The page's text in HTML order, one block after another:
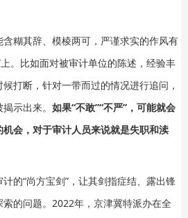
糊其辞、模棱两可，严谨求实的作风有
。比如面对被审计单位的陈述，经验丰
打断，针对一带而过的情况进行追问，
示出来。 如果“不敢”“不严”，可能就会
会，对于审计人员来说就是失职和渎
的“尚方宝剑”，让其剑指症结、露出锋
的问题。2022年，京津冀特派办在全